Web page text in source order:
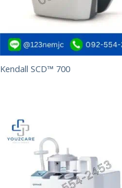
Kendall SCD™ 700